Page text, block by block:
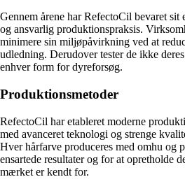
Gennem årene har RefectoCil bevaret
og ansvarlig produktionspraksis.
minimere sin miljøpåvirkning ved at
udledning. Derudover tester de ikke
enhver form for dyreforsøg.
Produktionsmetoder
RefectoCil har etableret moderne
med avanceret teknologi og strenge
Hver hårfarve produceres med omhu og
ensartede resultater og for at opretholde
mærket er kendt for.